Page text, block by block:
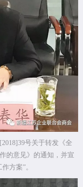
号关于转发《全
的意见》的通知，并宣
方案”。